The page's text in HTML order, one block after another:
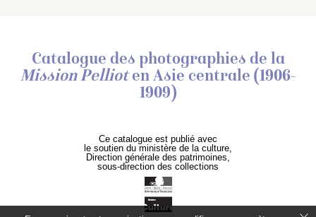
Catalogue des photographies de la
Mission Pellioten Asie centrale (1906-
1909)
Ce catalogue est publié avec
le soutien du ministère de la culture,
Direction générale des patrimoines,
sous-direction des collections